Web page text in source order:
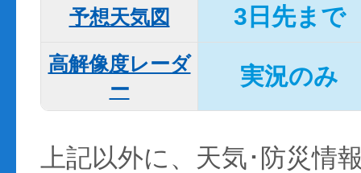
予想天気図 3日先まで
高解像度レーダ
ー
実況のみ
上記以外に、天気･防災情